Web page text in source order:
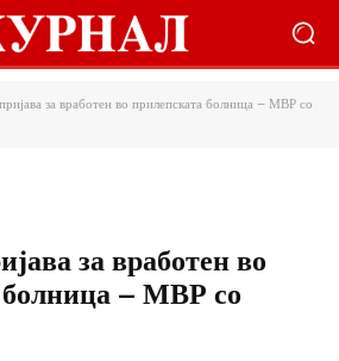
за вработен во прилепската болница – МВР со
за вработен во
болница – МВР со